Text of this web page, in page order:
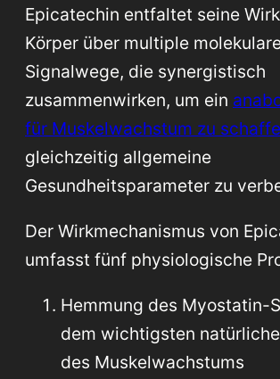
Epicatechin entfaltet seine
Körper über multiple
Signalwege, die synergistisch
zusammenwirken, um ein
für Muskelwachstum zu
gleichzeitig allgemeine
Gesundheitsparameter zu
Der Wirkmechanismus von
umfasst fünf physiologische
Hemmung des Myostatin-
dem wichtigsten
des Muskelwachstums